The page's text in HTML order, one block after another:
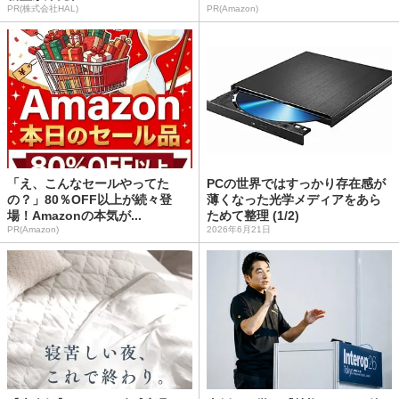
PR(株式会社HAL) PR(Amazon)
「え、こんなセールやってた
の？」80％OFF以上が続々登
場！Amazonの本気が...
PR(Amazon)
PCの世界ではすっかり存在感が
薄くなった光学メディアをあら
ためて整理 (1/2)
2026年6月21日